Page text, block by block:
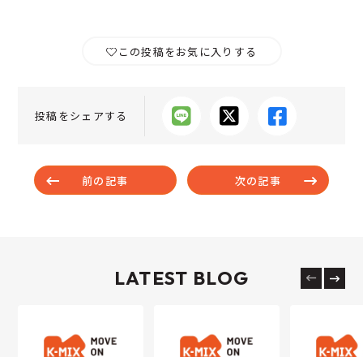
この投稿をお気に入りする
投稿をシェアする
前の記事 次の記事
LATEST BLOG